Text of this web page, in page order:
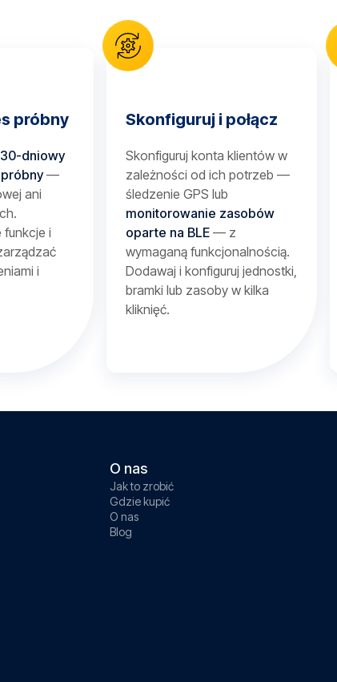
próbny
30-dniowy
—
ani
i
i
Skonfiguruj i połącz
Skonfiguruj konta klientów w
zależności od ich potrzeb —
śledzenie GPS lub
monitorowanie zasobów
oparte na BLE — z
wymaganą funkcjonalnością.
Dodawaj i konfiguruj jednostki,
bramki lub zasoby w kilka
kliknięć.
O nas
Jak to zrobić
Gdzie kupić
O nas
Blog